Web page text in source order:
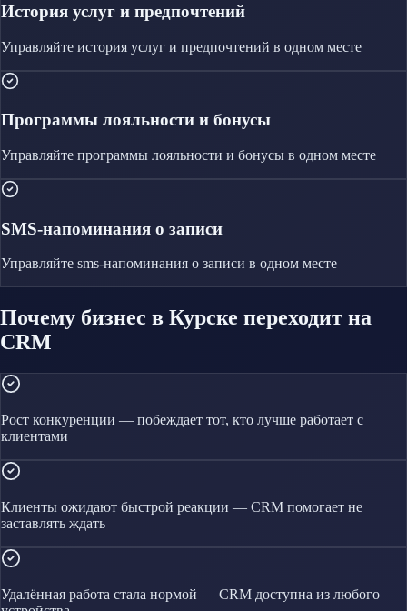
История услуг и предпочтений
Управляйте история услуг и предпочтений в одном месте
Программы лояльности и бонусы
Управляйте программы лояльности и бонусы в одном месте
SMS-напоминания о записи
Управляйте sms-напоминания о записи в одном месте
Почему бизнес в Курске переходит на
CRM
Рост конкуренции — побеждает тот, кто лучше работает с
клиентами
Клиенты ожидают быстрой реакции — CRM помогает не
заставлять ждать
Удалённая работа стала нормой — CRM доступна из любого